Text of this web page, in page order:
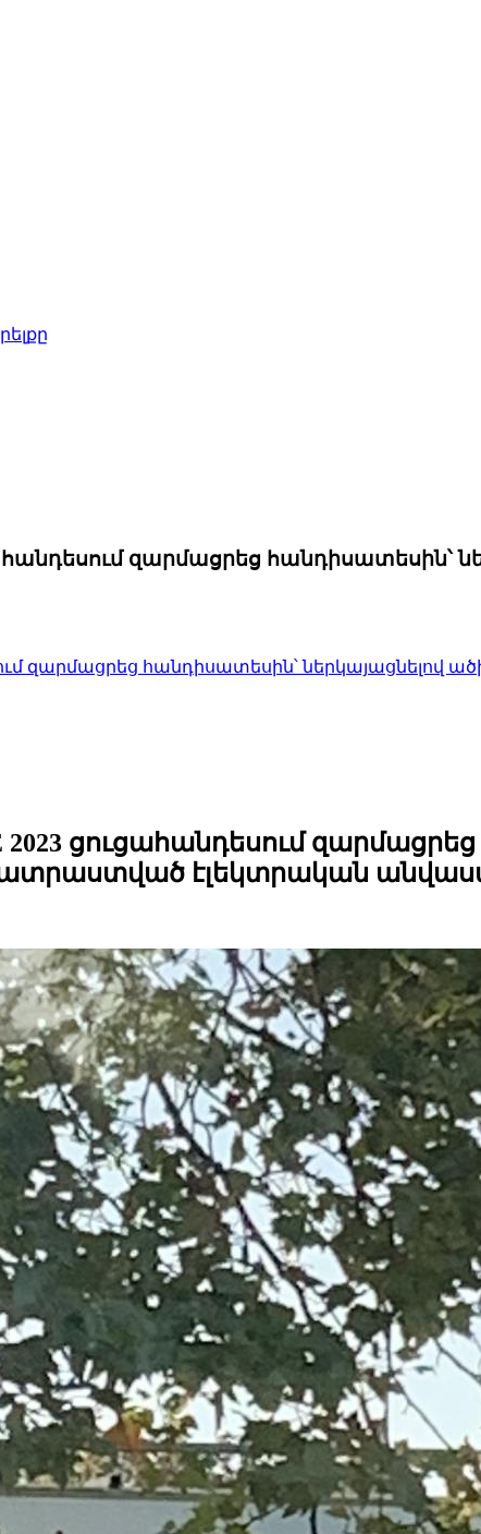
զարմացրեց
զարմացրեց հանդիսատեսին՝
2023 ցուցահանդեսում
էլեկտրական